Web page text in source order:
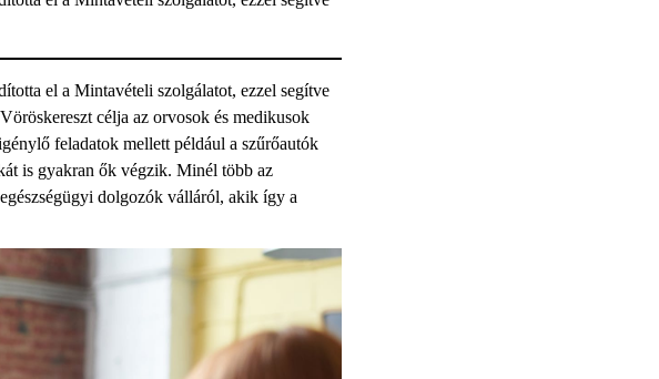
el a Mintavételi szolgálatot, ezzel segítve
célja az orvosok és medikusok
feladatok mellett például a szűrőautók
is gyakran ők végzik. Minél több az
dolgozók válláról, akik így a